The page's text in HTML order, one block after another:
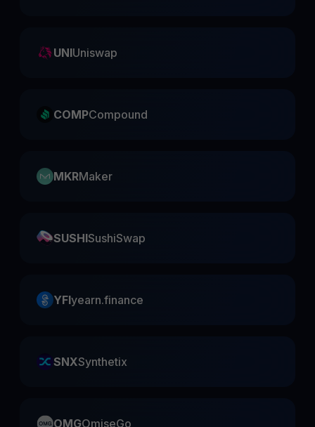
UNIUniswap
COMPCompound
MKRMaker
SUSHISushiSwap
YFIyearn.finance
SNXSynthetix
OMGOmiseGo